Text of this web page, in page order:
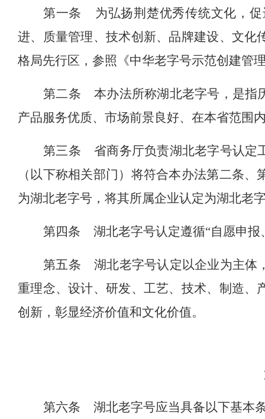
第一条
为弘扬荆楚优秀传统文化，
进、质量管理、技术创新、品牌建设、文
格局先行区，参照《中华老字号示范创建管
第二条
本办法所称湖北老字号，是指
产品服务优质、市场前景良好、在本省范围
第三条
省商务厅负责湖北老字号认定
（以下称相关部门）将符合本办法第二条
为湖北老字号，将其所属企业认定为湖北老
第四条 湖北老字号认定遵循“自愿申
第五条
湖北老字号认定以企业为主体
重理念、设计、研发、工艺、技术、制造
创新，彰显经济价值和文化价值。
第六条 湖北老字号应当具备以下基本